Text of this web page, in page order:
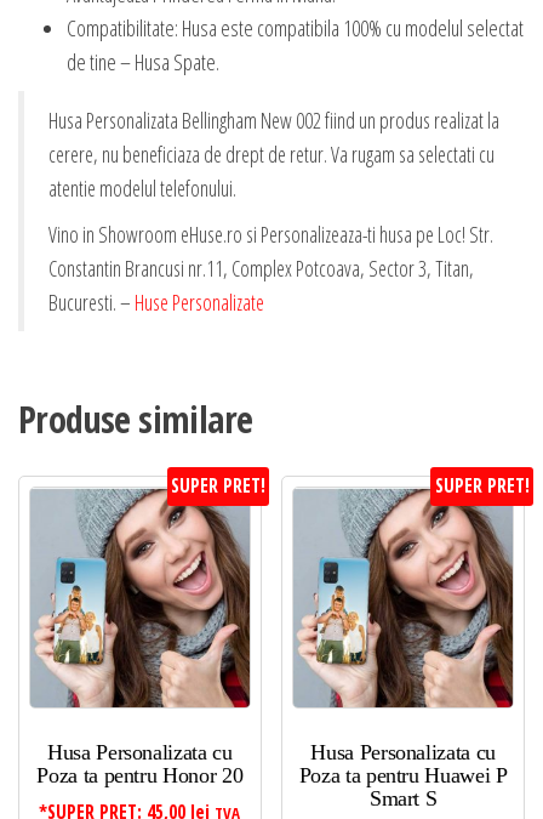
Compatibilitate: Husa este compatibila 100% cu modelul selectat
de tine – Husa Spate.
Husa Personalizata Bellingham New 002 fiind un produs realizat la
cerere, nu beneficiaza de drept de retur. Va rugam sa selectati cu
atentie modelul telefonului.
Vino in Showroom eHuse.ro si Personalizeaza-ti husa pe Loc! Str.
Constantin Brancusi nr.11, Complex Potcoava, Sector 3, Titan,
Bucuresti. – Huse Personalizate
Produse similare
SUPER PRET!
Husa Personalizata cu
Poza ta pentru Honor 20
*SUPER PRET: 45,00 lei TVA
SUPER PRET!
Husa Personalizata cu
Poza ta pentru Huawei P
Smart S